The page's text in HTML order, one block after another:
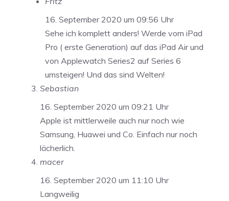
16. September 2020 um 09:56 Uhr
Sehe ich komplett anders! Werde vom iPad
Pro ( erste Generation) auf das iPad Air und
von Applewatch Series2 auf Series 6
umsteigen! Und das sind Welten!
Sebastian
16. September 2020 um 09:21 Uhr
Apple ist mittlerweile auch nur noch wie
Samsung, Huawei und Co. Einfach nur noch
lächerlich.
macer
16. September 2020 um 11:10 Uhr
Langweilig